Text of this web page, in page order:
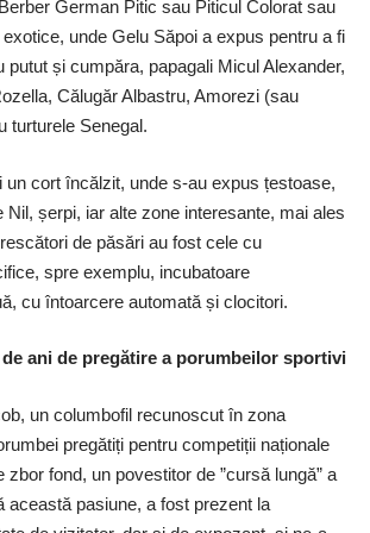
German Pitic sau Piticul Colorat sau
unde Gelu Săpoi a expus pentru a fi
putut și cumpăra, papagali Micul Alexander,
Călugăr Albastru, Amorezi (sau
turturele Senegal.
un cort încălzit, unde s-au expus țestoase,
Nil, șerpi, iar alte zone interesante, mai ales
de păsări au fost cele cu
spre exemplu, incubatoare
cu întoarcere automată și clocitori.
ani de pregătire a porumbeilor sportivi
un columbofil recunoscut în zona
pregătiți pentru competiții naționale
zbor fond, un povestitor de ”cursă lungă” a
această pasiune, a fost prezent la